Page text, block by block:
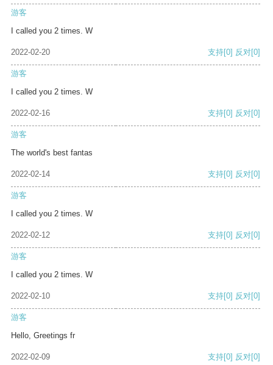
游客
I called you 2 times. W
2022-02-20 支持[0] 反对[0]
游客
I called you 2 times. W
2022-02-16 支持[0] 反对[0]
游客
The world's best fantas
2022-02-14 支持[0] 反对[0]
游客
I called you 2 times. W
2022-02-12 支持[0] 反对[0]
游客
I called you 2 times. W
2022-02-10 支持[0] 反对[0]
游客
Hello, Greetings fr
2022-02-09 支持[0] 反对[0]